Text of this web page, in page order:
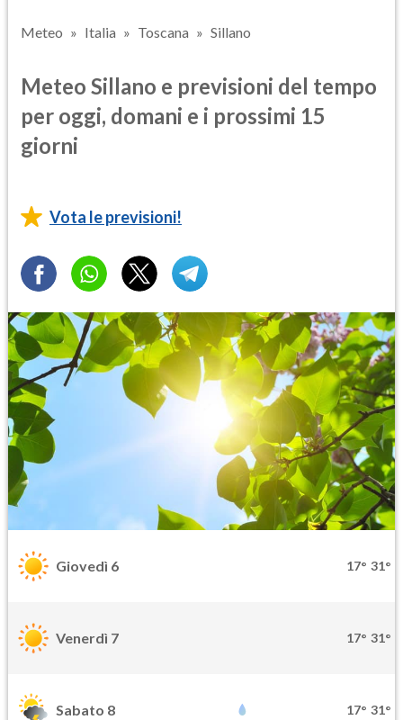
Meteo Italia Toscana Sillano
Meteo Sillano e previsioni del tempo
per oggi, domani e i prossimi 15
giorni
Vota le previsioni!
Giovedì 6 17° 31°
Venerdì 7 17° 31°
Sabato 8 17° 31°